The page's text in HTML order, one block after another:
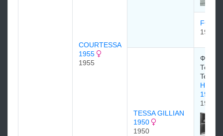
COURTESSA
1955
1955
1943
TESSA GILLIAN
1950
1950
Tesio
1935
1935